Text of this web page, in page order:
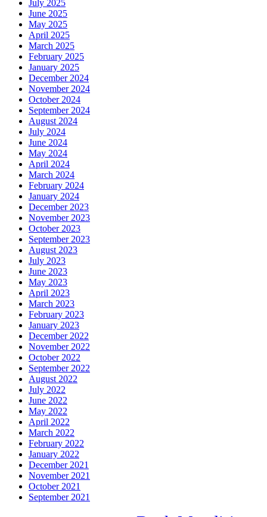
July 2025
June 2025
May 2025
April 2025
March 2025
February 2025
January 2025
December 2024
November 2024
October 2024
September 2024
August 2024
July 2024
June 2024
May 2024
April 2024
March 2024
February 2024
January 2024
December 2023
November 2023
October 2023
September 2023
August 2023
July 2023
June 2023
May 2023
April 2023
March 2023
February 2023
January 2023
December 2022
November 2022
October 2022
September 2022
August 2022
July 2022
June 2022
May 2022
April 2022
March 2022
February 2022
January 2022
December 2021
November 2021
October 2021
September 2021